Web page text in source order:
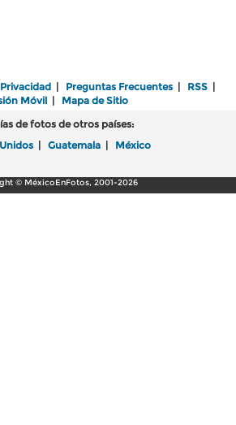
Privacidad | Preguntas Frecuentes | RSS |
Móvil| Mapa de Sitio
de fotos de otros países:
| Guatemala | México
© MéxicoEnFotos, 2001-2026